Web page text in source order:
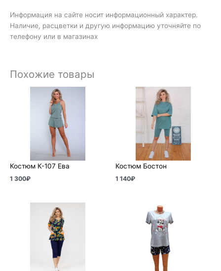
Информация на сайте носит информационный характер.
Наличие, расцветки и другую информацию уточняйте по
телефону или в магазинах
Похожие товары
Костюм К-107 Ева
1 300₽
Костюм Бостон
1 140₽